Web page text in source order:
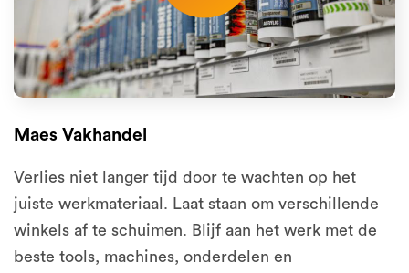
Maes Vakhandel
Verlies niet langer tijd door te wachten op het
juiste werkmateriaal. Laat staan om verschillende
winkels af te schuimen. Blijf aan het werk met de
beste tools, machines, onderdelen en